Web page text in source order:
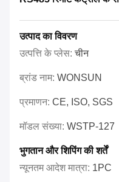
उत्पाद का विवरण
उत्पत्ति के प्लेस:चीन
ब्रांड नाम: WONSUN
प्रमाणन: CE, ISO, SGS
मॉडल संख्या: WSTP-127
भुगतान और शिपिंग की शर्तें
न्यूनतम आदेश मात्रा: 1PC